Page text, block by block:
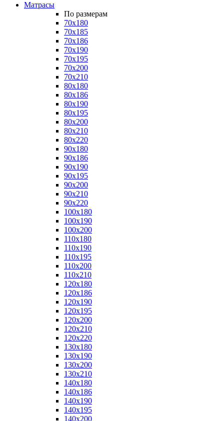
Матрасы
По размерам
70x180
70x185
70x186
70x190
70x195
70x200
70x210
80x180
80x186
80x190
80x195
80x200
80x210
80x220
90x180
90x186
90x190
90x195
90x200
90x210
90x220
100x180
100x190
100x200
110x180
110x190
110x195
110x200
110x210
120x180
120x186
120x190
120x195
120x200
120x210
120x220
130x180
130x190
130x200
130x210
140x180
140x186
140x190
140x195
140x200